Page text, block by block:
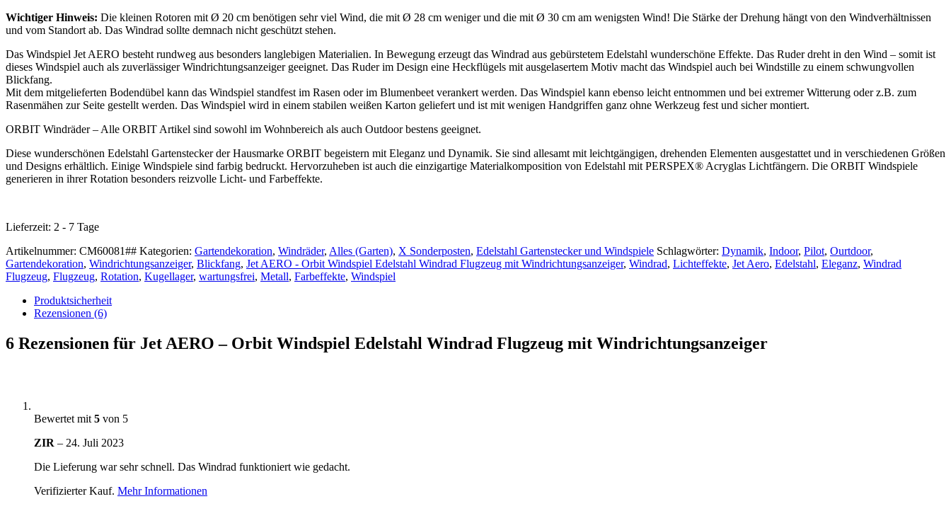
Wichtiger Hinweis: Die kleinen Rotoren mit Ø 20 cm benötigen sehr viel Wind, die mit Ø 28 cm weniger und die mit Ø 30 cm am wenigsten Wind! Die Stärke der Drehung hängt von den Windverhältnissen
und vom Standort ab. Das Windrad sollte demnach nicht geschützt stehen.
Das Windspiel Jet AERO besteht rundweg aus besonders langlebigen Materialien. In Bewegung erzeugt das Windrad aus gebürstetem Edelstahl wunderschöne Effekte. Das Ruder dreht in den Wind – somit ist
dieses Windspiel auch als zuverlässiger Windrichtungsanzeiger geeignet. Das Ruder im Design eine Heckflügels mit ausgelasertem Motiv macht das Windspiel auch bei Windstille zu einem schwungvollen
Blickfang.
Mit dem mitgelieferten Bodendübel kann das Windspiel standfest im Rasen oder im Blumenbeet verankert werden. Das Windspiel kann ebenso leicht entnommen und bei extremer Witterung oder z.B. zum
Rasenmähen zur Seite gestellt werden. Das Windspiel wird in einem stabilen weißen Karton geliefert und ist mit wenigen Handgriffen ganz ohne Werkzeug fest und sicher montiert.
ORBIT Windräder – Alle ORBIT Artikel sind sowohl im Wohnbereich als auch Outdoor bestens geeignet.
Diese wunderschönen Edelstahl Gartenstecker der Hausmarke ORBIT begeistern mit Eleganz und Dynamik. Sie sind allesamt mit leichtgängigen, drehenden Elementen ausgestattet und in verschiedenen Größen
und Designs erhältlich. Einige Windspiele sind farbig bedruckt. Hervorzuheben ist auch die einzigartige Materialkomposition von Edelstahl mit PERSPEX® Acryglas Lichtfängern. Die ORBIT Windspiele
generieren in ihrer Rotation besonders reizvolle Licht- und Farbeffekte.
Lieferzeit: 2 - 7 Tage
Artikelnummer: CM60081## Kategorien: Gartendekoration, Windräder, Alles (Garten), X Sonderposten, Edelstahl Gartenstecker und Windspiele Schlagwörter: Dynamik, Indoor, Pilot, Ourtdoor,
Gartendekoration, Windrichtungsanzeiger, Blickfang, Jet AERO - Orbit Windspiel Edelstahl Windrad Flugzeug mit Windrichtungsanzeiger, Windrad, Lichteffekte, Jet Aero, Edelstahl, Eleganz, Windrad
Flugzeug, Flugzeug, Rotation, Kugellager, wartungsfrei, Metall, Farbeffekte, Windspiel
Produktsicherheit
Rezensionen (6)
6 Rezensionen für Jet AERO – Orbit Windspiel Edelstahl Windrad Flugzeug mit Windrichtungsanzeiger
Bewertet mit 5 von 5
ZIR – 24. Juli 2023
Die Lieferung war sehr schnell. Das Windrad funktioniert wie gedacht.
Verifizierter Kauf. Mehr Informationen